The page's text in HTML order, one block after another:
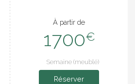
À partir de
1700€
Semaine (meublé)
Réserver